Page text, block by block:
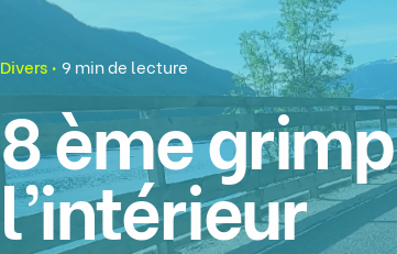
Divers 9 min de lecture
8 ème
l’intérieur